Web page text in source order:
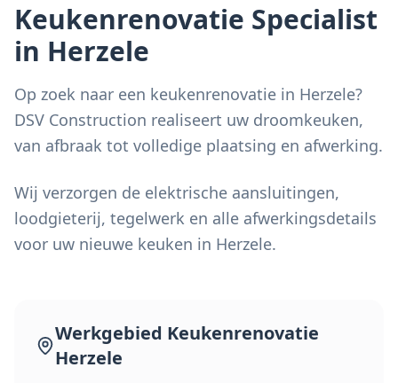
Keukenrenovatie Specialist
in Herzele
Op zoek naar een keukenrenovatie in Herzele?
DSV Construction realiseert uw droomkeuken,
van afbraak tot volledige plaatsing en afwerking.
Wij verzorgen de elektrische aansluitingen,
loodgieterij, tegelwerk en alle afwerkingsdetails
voor uw nieuwe keuken in Herzele.
Werkgebied Keukenrenovatie
Herzele